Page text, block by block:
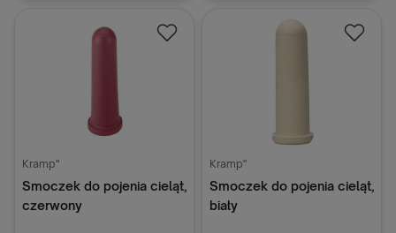
Kramp"
Smoczek do pojenia cieląt,
czerwony
Kramp"
Smoczek do pojenia cieląt,
biały